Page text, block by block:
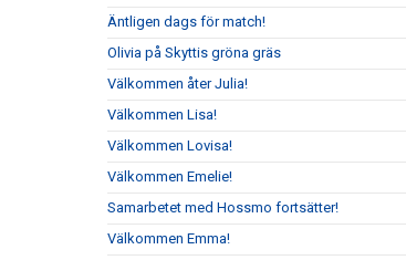
Äntligen dags för match!
Olivia på Skyttis gröna gräs
Välkommen åter Julia!
Välkommen Lisa!
Välkommen Lovisa!
Välkommen Emelie!
Samarbetet med Hossmo fortsätter!
Välkommen Emma!